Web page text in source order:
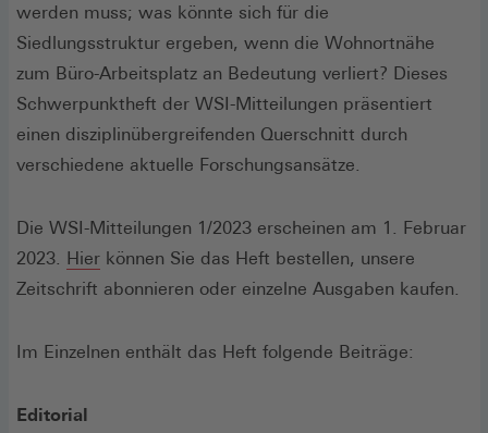
werden muss; was könnte sich für die
Siedlungsstruktur ergeben, wenn die Wohnortnähe
zum Büro-Arbeitsplatz an Bedeutung verliert? Dieses
Schwerpunktheft der WSI-Mitteilungen präsentiert
einen disziplinübergreifenden Querschnitt durch
verschiedene aktuelle Forschungsansätze.
Die WSI-Mitteilungen 1/2023 erscheinen am 1. Februar
2023. Hier(Öffnet
in
neuen
können Sie das Heft bestellen, unsere
Zeitschrift abonnieren oder einzelne Ausgaben kaufen.
Im Einzelnen enthält das Heft folgende Beiträge:
Editorial